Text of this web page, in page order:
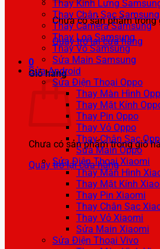
Chưa có sản phẩm trong
Quay trở lại cửa hàng
0
Giỏ hàng
Chưa có sản phẩm trong giỏ
Quay trở lại cửa hàng
Thay Kính Lưng
Thay Chân Sạc Samsung
Thay Camera Samsung
Thay Loa Samsung
Thay Vỏ Samsung
Sửa Main Samsung
Sửa Android
Sửa Điện Thoại Oppo
Thay Màn Hình
Thay Mặt Kính
Thay Pin Oppo
Thay Vỏ Oppo
Thay Chân Sạc
Sửa Main Oppo
Sửa Điện Thoại Xiaomi
Thay Màn Hình
Thay Mặt Kính
Thay Pin Xiaomi
Thay Chân Sạc
Thay Vỏ Xiaomi
Sửa Main Xiaomi
Sửa Điện Thoại Vivo